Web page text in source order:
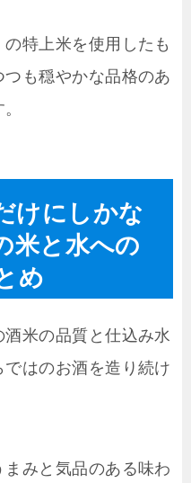
特上米を使用したも
も穏やかな品格のあ
けにしかな
米と水への
め
米の品質と仕込み水
はのお酒を造り続け
みと気品のある味わ